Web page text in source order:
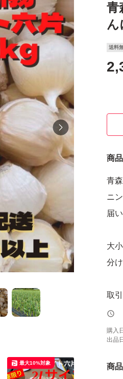
青
ん
送料
商
青
ニ
届
大
分
取
き
基
の
す
購入
出品
商
最大10%対象